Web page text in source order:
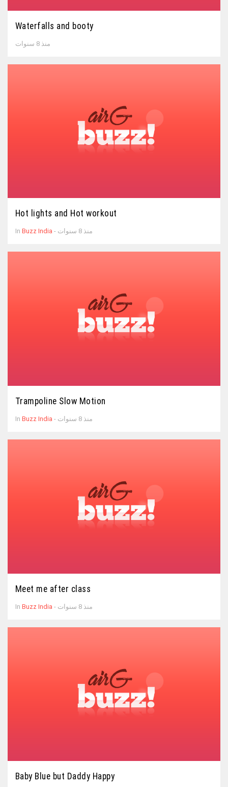
Waterfalls and booty
منذ 8 سنوات
Hot lights and Hot workout
In Buzz India - منذ 8 سنوات
Trampoline Slow Motion
In Buzz India - منذ 8 سنوات
Meet me after class
In Buzz India - منذ 8 سنوات
Baby Blue but Daddy Happy